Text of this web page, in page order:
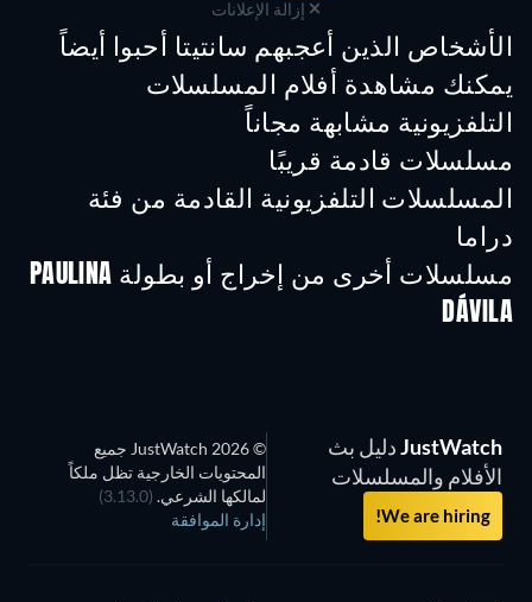
إزالة الإعلانات
الأشخاص الذين أعجبهم سانتيتا أحبوا أيضاً
تلفزيون تلفزيون
يمكنك مشاهدة أفلام المسلسلات
التلفزيونية مشابهة مجاناً
تلفزيون
مسلسلات قادمة قريبًا
تلفزيون
المسلسلات التلفزيونية القادمة من فئة
دراما
مسلسلات أخرى من إخراج أو بطولة PAULINA
DÁVILA
JustWatchدليل بث
الأفلام والمسلسلات
We are hiring!
© 2026 JustWatch جميع
المحتويات الخارجية تظل ملكاً
لمالكها الشرعي. (3.13.0)
إدارة الموافقة